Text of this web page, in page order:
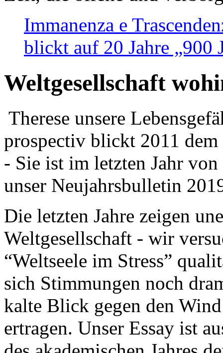
Immanenza e
blickt auf 20 Jahre „900
Weltgesellschaft
Therese unsere
prospectiv blickt 2011
- Sie ist im letzten Jahr
unser Neujahrsbulletin
Die letzten Jahre zeigen
Weltgesellschaft - wir
“Weltseele im Stress”
sich Stimmungen noch
kalte Blick gegen den
ertragen. Unser Essay ist